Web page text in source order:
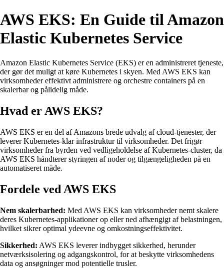
AWS EKS: En Guide til Amazon
Elastic Kubernetes Service
Amazon Elastic Kubernetes Service (EKS) er en administreret tjeneste,
der gør det muligt at køre Kubernetes i skyen. Med AWS EKS kan
virksomheder effektivt administrere og orchestre containers på en
skalerbar og pålidelig måde.
Hvad er AWS EKS?
AWS EKS er en del af Amazons brede udvalg af cloud-tjenester, der
leverer Kubernetes-klar infrastruktur til virksomheder. Det frigør
virksomheder fra byrden ved vedligeholdelse af Kubernetes-cluster, da
AWS EKS håndterer styringen af noder og tilgængeligheden på en
automatiseret måde.
Fordele ved AWS EKS
Nem skalerbarhed: Med AWS EKS kan virksomheder nemt skalere
deres Kubernetes-applikationer op eller ned afhængigt af belastningen,
hvilket sikrer optimal ydeevne og omkostningseffektivitet.
Sikkerhed: AWS EKS leverer indbygget sikkerhed, herunder
netværksisolering og adgangskontrol, for at beskytte virksomhedens
data og ansøgninger mod potentielle trusler.